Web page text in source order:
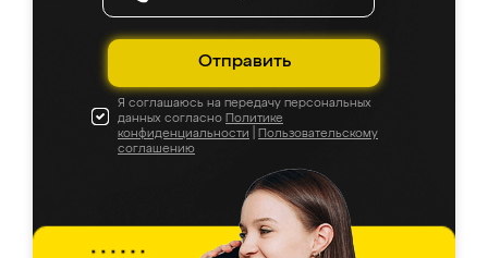
Отправить
Я соглашаюсь на передачу персональных
данных согласно Политике
конфиденциальности
Пользовательскому
соглашению